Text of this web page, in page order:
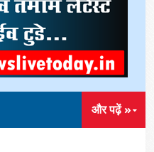
और पढ़ें »